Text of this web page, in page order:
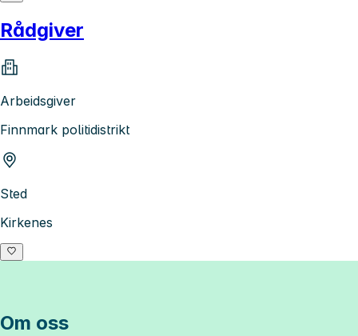
Rådgiver
Arbeidsgiver
Finnmark politidistrikt
Sted
Kirkenes
Om oss